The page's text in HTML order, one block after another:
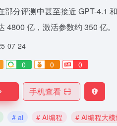
部分评测中甚至接近 GPT-4.1
4800 亿，激活参数约 350 亿。
07-24
0 0 0
手机查看
# ai # AI编程 # AI编程大模